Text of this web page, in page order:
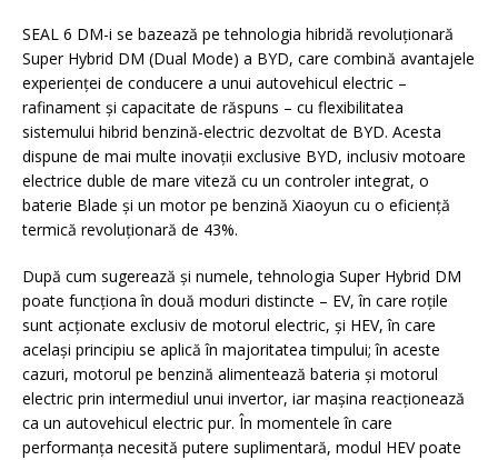
SEAL 6 DM-i se bazează pe tehnologia hibridă revoluționară
Super Hybrid DM (Dual Mode) a BYD, care combină avantajele
experienței de conducere a unui autovehicul electric –
rafinament și capacitate de răspuns – cu flexibilitatea
sistemului hibrid benzină-electric dezvoltat de BYD. Acesta
dispune de mai multe inovații exclusive BYD, inclusiv motoare
electrice duble de mare viteză cu un controler integrat, o
baterie Blade și un motor pe benzină Xiaoyun cu o eficiență
termică revoluționară de 43%.
După cum sugerează și numele, tehnologia Super Hybrid DM
poate funcționa în două moduri distincte – EV, în care roțile
sunt acționate exclusiv de motorul electric, și HEV, în care
același principiu se aplică în majoritatea timpului; în aceste
cazuri, motorul pe benzină alimentează bateria și motorul
electric prin intermediul unui invertor, iar mașina reacționează
ca un autovehicul electric pur. În momentele în care
performanța necesită putere suplimentară, modul HEV poate